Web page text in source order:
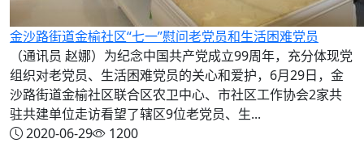
金沙路街道金榆社区“七一”慰问老党员和生活困难党员
（通讯员 赵娜）为纪念中国共产党成立99周年，充分体现党
组织对老党员、生活困难党员的关心和爱护，6月29日，金
沙路街道金榆社区联合区农卫中心、市社区工作协会2家共
驻共建单位走访看望了辖区9位老党员、生...
2020-06-29
1200